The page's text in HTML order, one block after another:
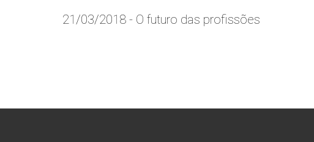
21/03/2018 - O futuro das profissões